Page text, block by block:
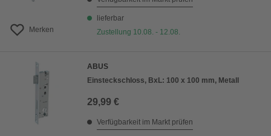
Merken
lieferbar
Zustellung 10.08. - 12.08.
ABUS
Einsteckschloss, BxL: 100 x 100 mm, Metall
29,99 €
Verfügbarkeit im Markt prüfen